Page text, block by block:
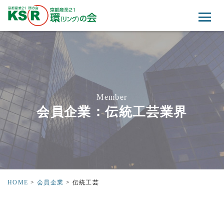
Member
会員企業：伝統工芸業界
HOME > 会員企業 > 伝統工芸